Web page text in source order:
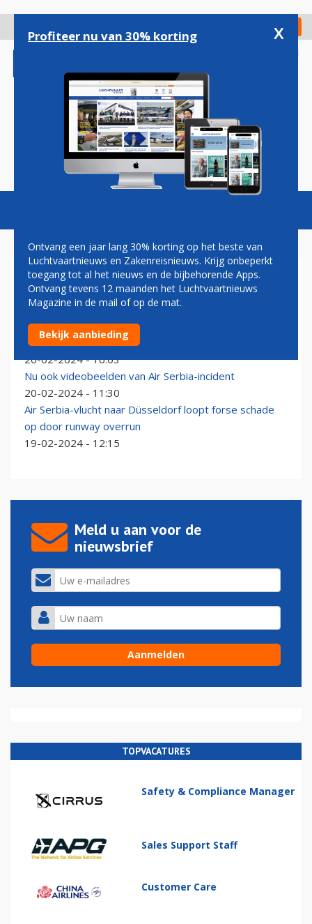
gaan
Check in
Magazine Podcasts Vacatures
MARATHON AIRLINES
Air Serbia staakt samenwerking met Marathon Airlines
na serieus incident
20-02-2024 - 16:03
Nu ook videobeelden van Air Serbia-incident
20-02-2024 - 11:30
Air Serbia-vlucht naar Düsseldorf loopt forse schade
op door runway overrun
19-02-2024 - 12:15
Meld u aan voor de
nieuwsbrief
TOPVACATURES
Safety & Compliance Manager
Sales Support Staff
Customer Care
Profiteer nu van 30% korting x
Ontvang een jaar lang 30% korting op het beste van
Luchtvaartnieuws en Zakenreisnieuws. Krijg onbeperkt
toegang tot al het nieuws en de bijbehorende Apps.
Ontvang tevens 12 maanden het Luchtvaartnieuws
Magazine in de mail of op de mat.
Bekijk aanbieding